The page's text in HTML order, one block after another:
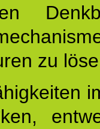
zu